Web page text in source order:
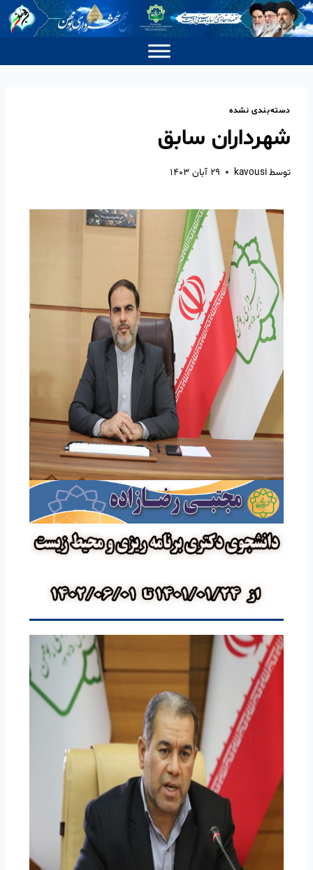
دسته‌بندی نشده
شهرداران سابق
توسطkavousi ۲۹ آبان ۱۴۰۳